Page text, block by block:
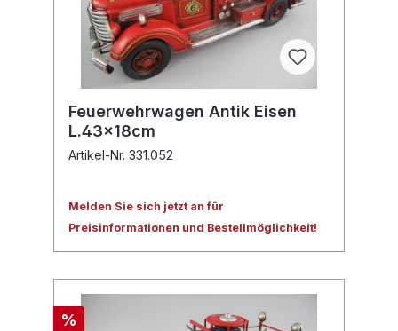
Feuerwehrwagen Antik Eisen
L.43x18cm
Artikel-Nr. 331.052
Melden Sie sich jetzt an für
Preisinformationen und Bestellmöglichkeit!
%